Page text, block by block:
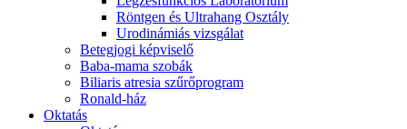
Röntgen és Ultrahang Osztály
Urodinámiás vizsgálat
Betegjogi képviselő
Baba-mama szobák
Biliaris atresia szűrőprogram
Ronald-ház
Oktatás